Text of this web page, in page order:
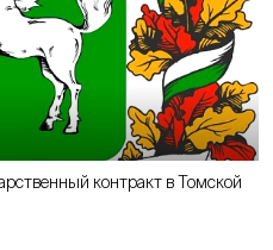
контракт в Томской